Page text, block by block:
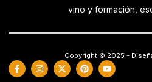
vino y formación,
Copyright © 2025 -